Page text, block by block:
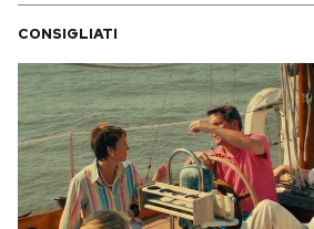
Hai bisogno di aiuto?
Esci
CONSIGLIATI